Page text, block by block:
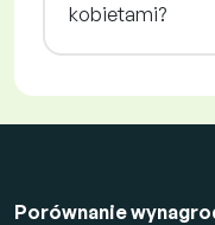
kobietami?
Porównanie